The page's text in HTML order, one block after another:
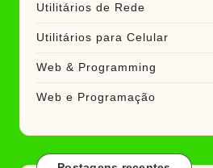
Utilitários de Rede
Utilitários para Celular
Web & Programming
Web e Programação